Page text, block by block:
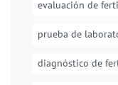
evaluación de
prueba de
diagnóstico de